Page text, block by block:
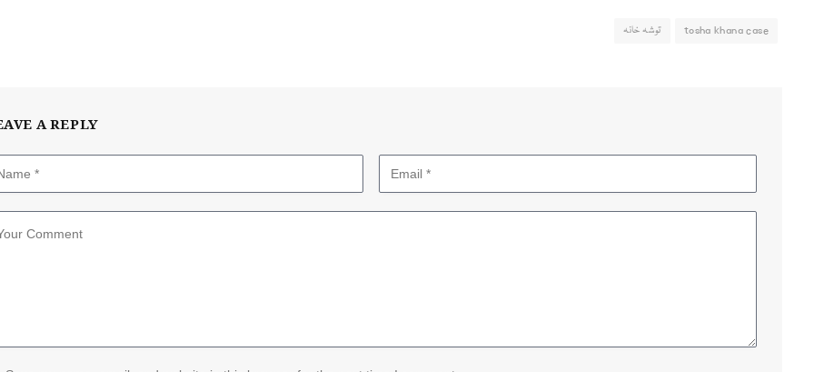
tosha khana case توشہ خانہ
A REPLY